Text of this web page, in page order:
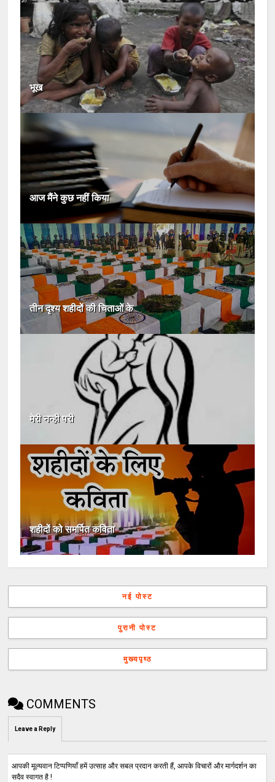
भूख
आज मैंने कुछ नहीं किया
तीन दृश्य शहीदों की चिताओं के
मेरी नन्ही परी
शहीदों को समर्पित कविता
नई पोस्ट
पुरानी पोस्ट
मुख्यपृष्ठ
COMMENTS
Leave a Reply
आपकी मूल्यवान टिप्पणियाँ हमें उत्साह और सबल प्रदान करती हैं, आपके विचारों और मार्गदर्शन का
सदैव स्वागत है !